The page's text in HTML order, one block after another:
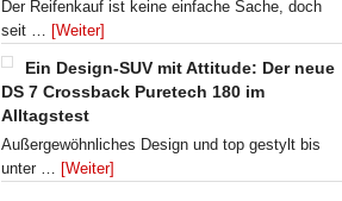
Der Reifenkauf ist keine einfache Sache, doch
seit … [Weiter]
Ein Design-SUV mit Attitude: Der neue
DS 7 Crossback Puretech 180 im
Alltagstest
Außergewöhnliches Design und top gestylt bis
unter … [Weiter]